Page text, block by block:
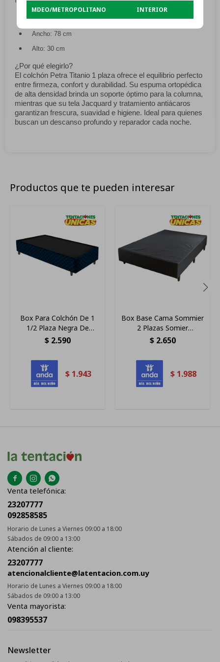
Largo: 188 cm
Ancho: 78 cm
Alto: 30 cm
¿Por qué elegirlo?
El colchón Petra Titanio 1 plaza ofrece el equilibrio perfecto
entre firmeza, confort y durabilidad. Su espuma ortopédica
de alta densidad brinda un soporte óptimo para la columna,
mientras que su tela Jacquard y tratamiento antiácaros
garantizan frescura, suavidad e higiene. Ideal para quienes
buscan un descanso profundo y reparador cada noche.
Productos que te pueden interesar
Box Para Colchón De 1
1/2 Plaza Negra De
1.9x1.1m
$ 2.590
$ 1.943
Box Base Cama Sommier
2 Plazas Somier
Dormitorio Color Negro
$ 2.650
$ 1.988
  
Venta telefónica:
23207777
092858585
Horario de Lunes a Viernes 09:00 a 18:00
Sábados de 09:00 a 13:00
Atención al cliente:
23207777
atencionalcliente@latentacion.com.uy
Horario de Lunes a Viernes 09:00 a 18:00
Sábados de 09:00 a 13:00
Venta mayorista:
098395537
Newsletter
MDEO/METROPOLITANO INTERIOR